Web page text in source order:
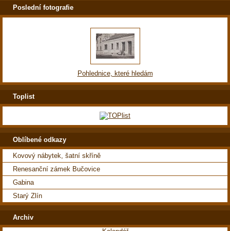
Poslední fotografie
Pohlednice, které hledám
Toplist
Oblíbené odkazy
Kovový nábytek, šatní skříně
Renesanční zámek Bučovice
Gabina
Starý Zlín
Archiv